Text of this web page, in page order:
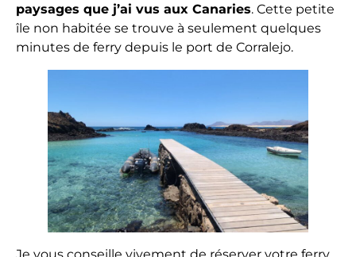
paysages que j’ai vus aux Canaries. Cette petite
île non habitée se trouve à seulement quelques
minutes de ferry depuis le port de Corralejo.